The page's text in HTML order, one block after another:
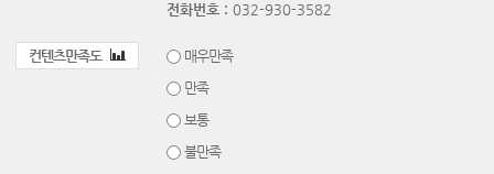
전화번호 : 032-930-3582
컨텐츠만족도
매우만족
만족
보통
불만족